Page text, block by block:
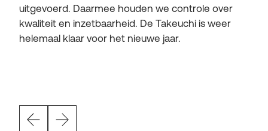
uitgevoerd. Daarmee houden we controle over
kwaliteit en inzetbaarheid. De Takeuchi is weer
helemaal klaar voor het nieuwe jaar.